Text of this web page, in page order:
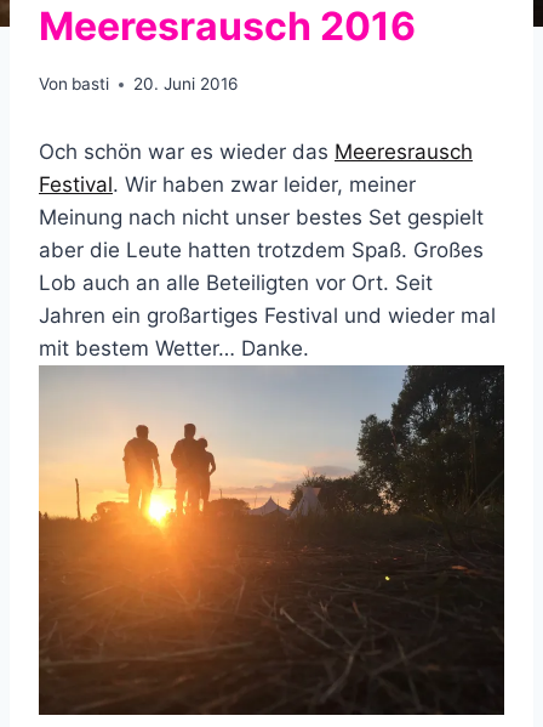
Meeresrausch 2016
Von basti 20. Juni 2016
Och schön war es wieder das Meeresrausch
Festival. Wir haben zwar leider, meiner
Meinung nach nicht unser bestes Set gespielt
aber die Leute hatten trotzdem Spaß. Großes
Lob auch an alle Beteiligten vor Ort. Seit
Jahren ein großartiges Festival und wieder mal
mit bestem Wetter… Danke.